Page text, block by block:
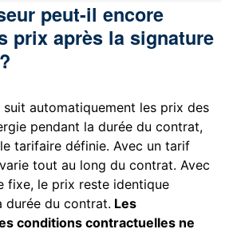
peut-il encore
prix après la signature
automatiquement les prix des
pendant la durée du contrat,
tarifaire définie. Avec un tarif
tout au long du contrat. Avec
fixe, le prix reste identique
durée du contrat. Les
conditions contractuelles ne